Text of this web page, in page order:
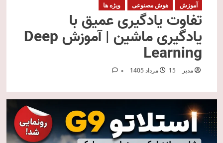
آموزش هوش مصنوعی ویژه ها
تفاوت یادگیری عمیق با
یادگیری ماشین | آموزش Deep
Learning
مدیر 15 مرداد 1405 0